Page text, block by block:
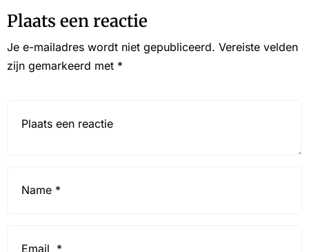
Plaats een reactie
Je e-mailadres wordt niet gepubliceerd. Vereiste velden
zijn gemarkeerd met *